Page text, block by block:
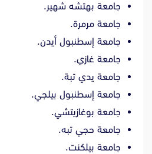
جامعة بهتشه شهير.
جامعة مرمرة.
جامعة إسطنبول أيدن.
جامعة غازي.
جامعة يدي تبة.
جامعة إسطنبول بيلجي.
جامعة بوغازيتشي.
جامعة حجي تبه.
جامعة بيلكنت.